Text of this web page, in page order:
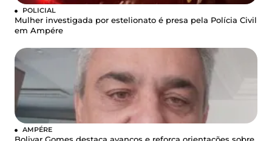
POLICIAL
Mulher investigada por estelionato é presa pela Polícia Civil
em Ampére
AMPÉRE